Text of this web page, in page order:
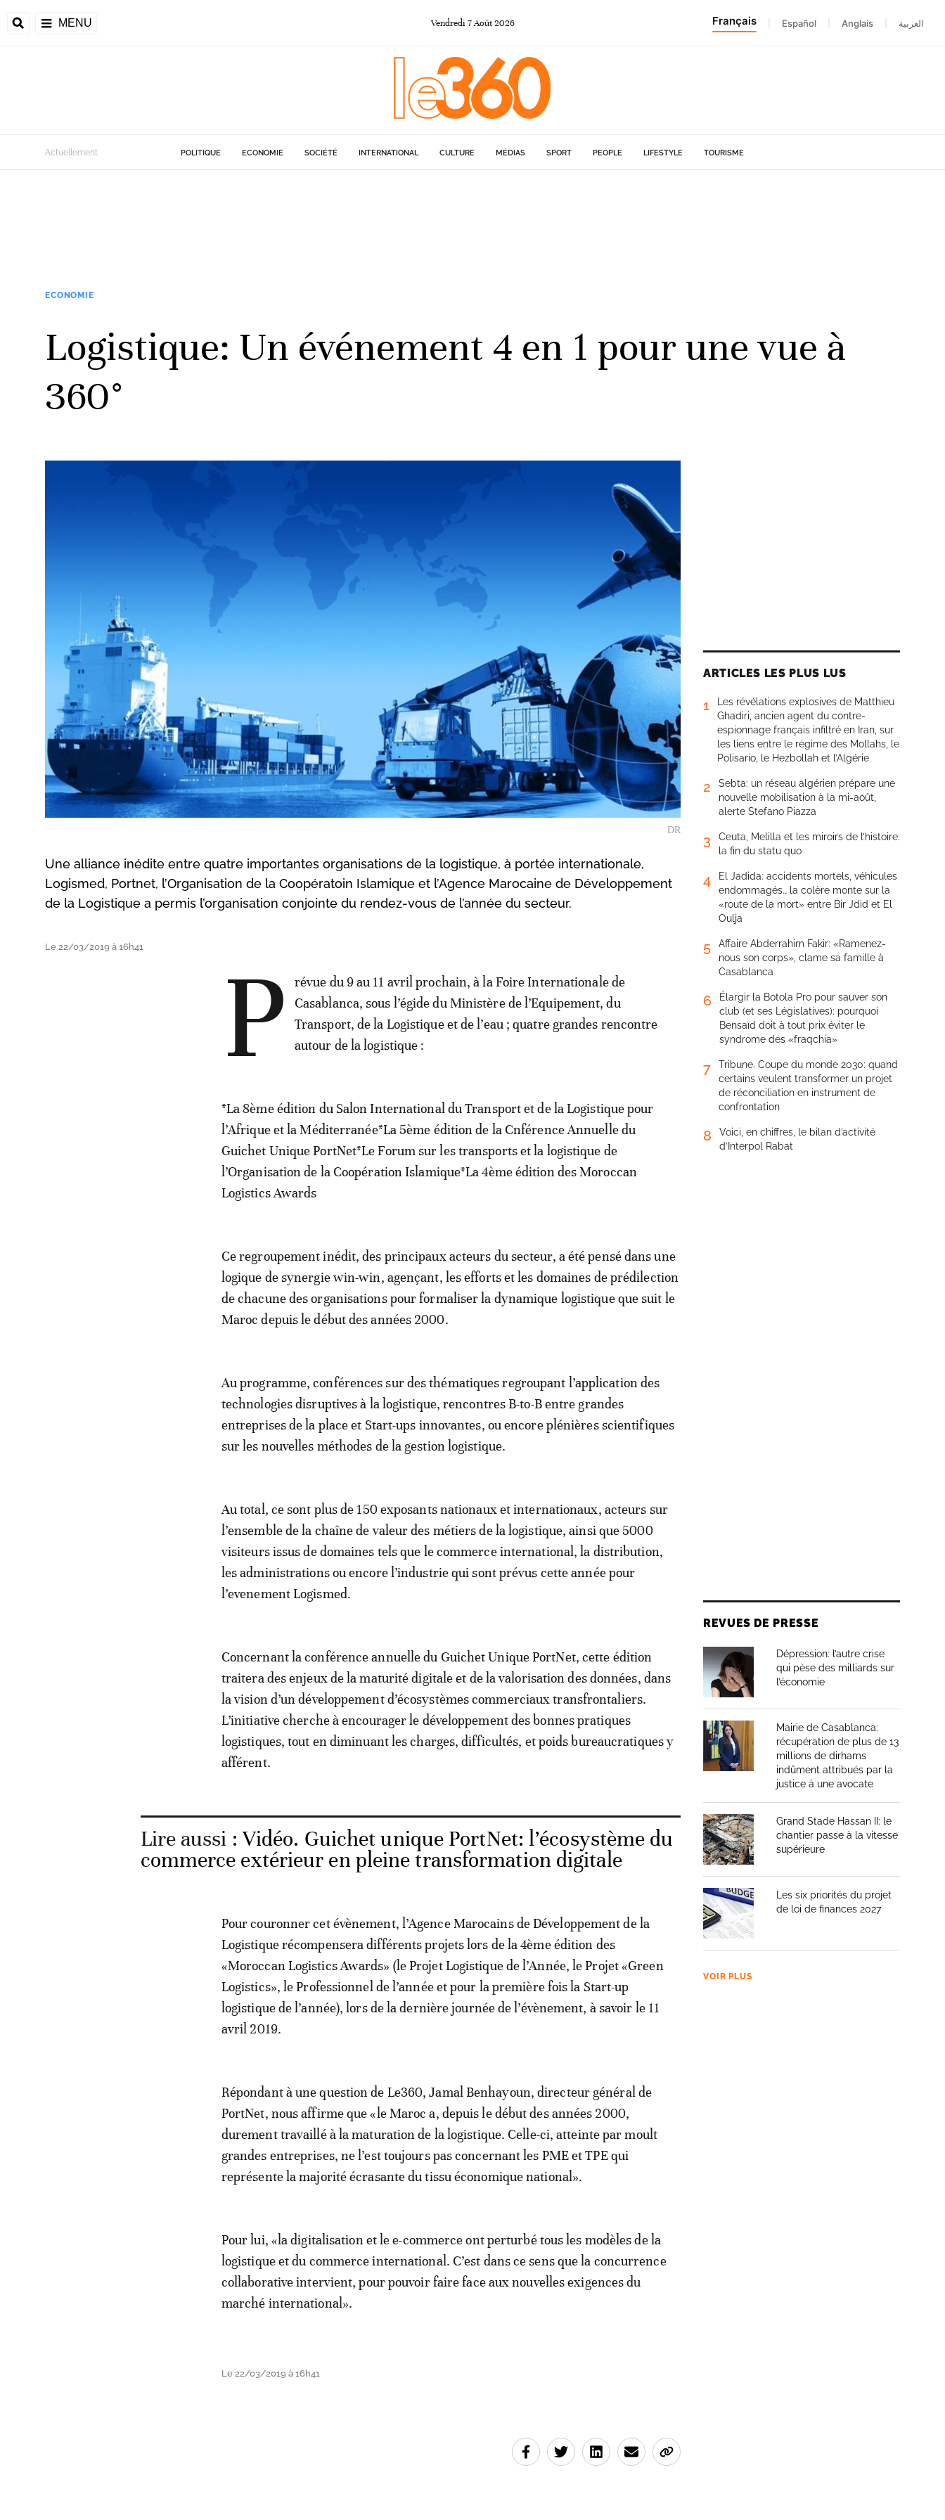
MENU Vendredi 7Août 2026 Français Español Anglais العربية
Actuellement POLITIQUE ECONOMIE SOCIÉTÉ INTERNATIONAL CULTURE MÉDIAS SPORT PEOPLE LIFESTYLE TOURISME
ECONOMIE
Logistique: Un événement 4 en 1 pour une vue à
360°
DR
Une alliance inédite entre quatre importantes organisations de la logistique, à portée internationale,
Logismed, Portnet, l’Organisation de la Coopératoin Islamique et l’Agence Marocaine de Développement
de la Logistique a permis l’organisation conjointe du rendez-vous de l’année du secteur.
Le 22/03/2019 à 16h41 P
révue du 9 au 11 avril prochain, à la Foire Internationale de
Casablanca, sous l’égide du Ministère de l’Equipement, du
Transport, de la Logistique et de l’eau ; quatre grandes rencontre
autour de la logistique :
*La 8ème édition du Salon International du Transport et de la Logistique pour
l’Afrique et la Méditerranée*La 5ème édition de la Cnférence Annuelle du
Guichet Unique PortNet*Le Forum sur les transports et la logistique de
l’Organisation de la Coopération Islamique*La 4ème édition des Moroccan
Logistics Awards
Ce regroupement inédit, des principaux acteurs du secteur, a été pensé dans une
logique de synergie win-win, agençant, les efforts et les domaines de prédilection
de chacune des organisations pour formaliser la dynamique logistique que suit le
Maroc depuis le début des années 2000.
Au programme, conférences sur des thématiques regroupant l’application des
technologies disruptives à la logistique, rencontres B-to-B entre grandes
entreprises de la place et Start-ups innovantes, ou encore plénières scientifiques
sur les nouvelles méthodes de la gestion logistique.
Au total, ce sont plus de 150 exposants nationaux et internationaux, acteurs sur
l’ensemble de la chaîne de valeur des métiers de la logistique, ainsi que 5000
visiteurs issus de domaines tels que le commerce international, la distribution,
les administrations ou encore l’industrie qui sont prévus cette année pour
l’evenement Logismed.
Concernant la conférence annuelle du Guichet Unique PortNet, cette édition
traitera des enjeux de la maturité digitale et de la valorisation des données, dans
la vision d’un développement d’écosystèmes commerciaux transfrontaliers.
L’initiative cherche à encourager le développement des bonnes pratiques
logistiques, tout en diminuant les charges, difficultés, et poids bureaucratiques y
afférent.
Lire aussi :Vidéo. Guichet unique PortNet: l’écosystème du
commerce extérieur en pleine transformation digitale
Pour couronner cet évènement, l’Agence Marocains de Développement de la
Logistique récompensera différents projets lors de la 4ème édition des
«Moroccan Logistics Awards» (le Projet Logistique de l’Année, le Projet «Green
Logistics», le Professionnel de l’année et pour la première fois la Start-up
logistique de l’année), lors de la dernière journée de l’évènement, à savoir le 11
avril 2019.
Répondant à une question de Le360, Jamal Benhayoun, directeur général de
PortNet, nous affirme que «le Maroc a, depuis le début des années 2000,
durement travaillé à la maturation de la logistique. Celle-ci, atteinte par moult
grandes entreprises, ne l’est toujours pas concernant les PME et TPE qui
représente la majorité écrasante du tissu économique national».
Pour lui, «la digitalisation et le e-commerce ont perturbé tous les modèles de la
logistique et du commerce international. C’est dans ce sens que la concurrence
collaborative intervient, pour pouvoir faire face aux nouvelles exigences du
marché international».
Le 22/03/2019 à 16h41
ARTICLES LES PLUS LUS
1
Les révélations explosives de Matthieu
Ghadiri, ancien agent du contre-
espionnage français infiltré en Iran, sur
les liens entre le régime des Mollahs, le
Polisario, le Hezbollah et l’Algérie
2
Sebta: un réseau algérien prépare une
nouvelle mobilisation à la mi-août,
alerte Stefano Piazza
3
Ceuta, Melilla et les miroirs de l’histoire:
la fin du statu quo
4
El Jadida: accidents mortels, véhicules
endommagés… la colère monte sur la
«route de la mort» entre Bir Jdid et El
Oulja
5
Affaire Abderrahim Fakir: «Ramenez-
nous son corps», clame sa famille à
Casablanca
6
Élargir la Botola Pro pour sauver son
club (et ses Législatives): pourquoi
Bensaïd doit à tout prix éviter le
syndrome des «fraqchia»
7
Tribune. Coupe du monde 2030: quand
certains veulent transformer un projet
de réconciliation en instrument de
confrontation
8
Voici, en chiffres, le bilan d’activité
d’Interpol Rabat
REVUES DE PRESSE
Dépression: l’autre crise
qui pèse des milliards sur
l’économie
Mairie de Casablanca:
récupération de plus de 13
millions de dirhams
indûment attribués par la
justice à une avocate
Grand Stade Hassan II: le
chantier passe à la vitesse
supérieure
Les six priorités du projet
de loi de finances 2027
VOIR PLUS